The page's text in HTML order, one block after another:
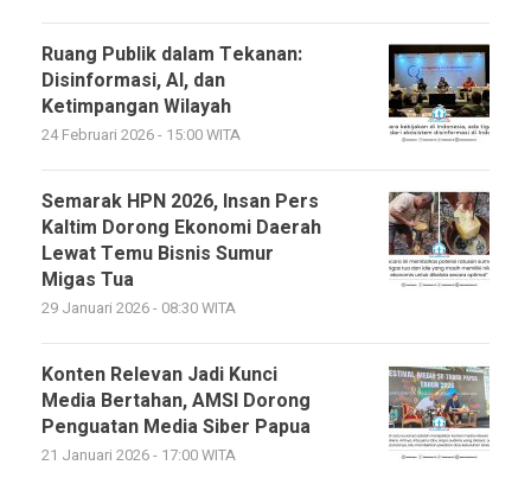
Ruang Publik dalam Tekanan:
Disinformasi, AI, dan
Ketimpangan Wilayah
24 Februari 2026 - 15:00 WITA
Semarak HPN 2026, Insan Pers
Kaltim Dorong Ekonomi Daerah
Lewat Temu Bisnis Sumur
Migas Tua
29 Januari 2026 - 08:30 WITA
Konten Relevan Jadi Kunci
Media Bertahan, AMSI Dorong
Penguatan Media Siber Papua
21 Januari 2026 - 17:00 WITA